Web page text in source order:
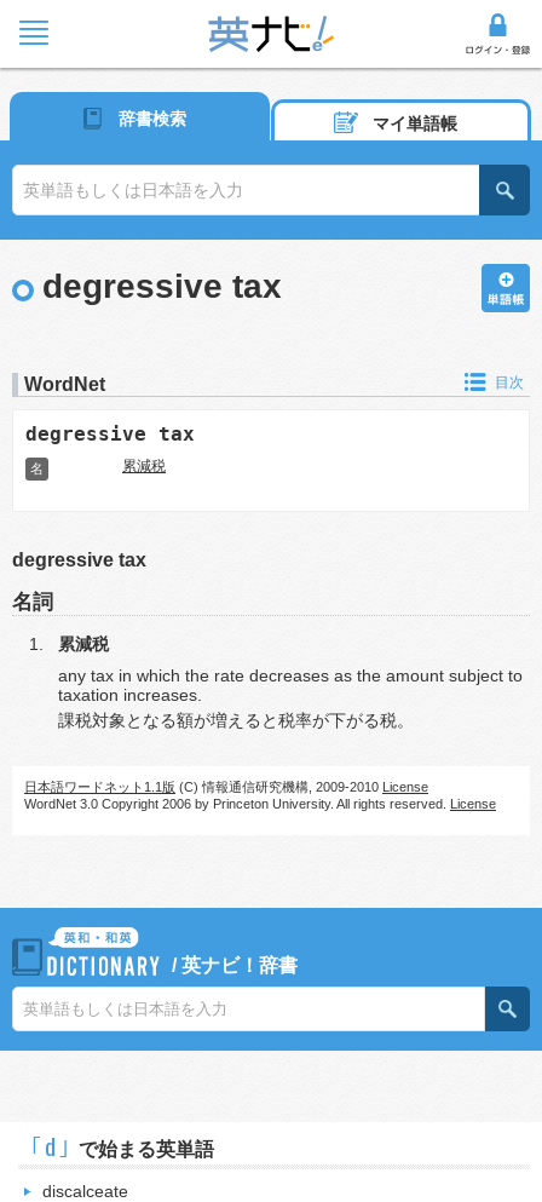
辞書検索 マイ単語帳
degressive tax
WordNet 目次
degressive tax
名 累減税
degressive tax
名詞
累減税
any tax in which the rate decreases as the amount subject to
taxation increases.
課税対象となる額が増えると税率が下がる税。
日本語ワードネット1.1版 (C) 情報通信研究機構, 2009-2010 License
WordNet 3.0 Copyright 2006 by Princeton University. All rights reserved. License
/英ナビ！辞書
｢d｣ で始まる英単語
discalceate